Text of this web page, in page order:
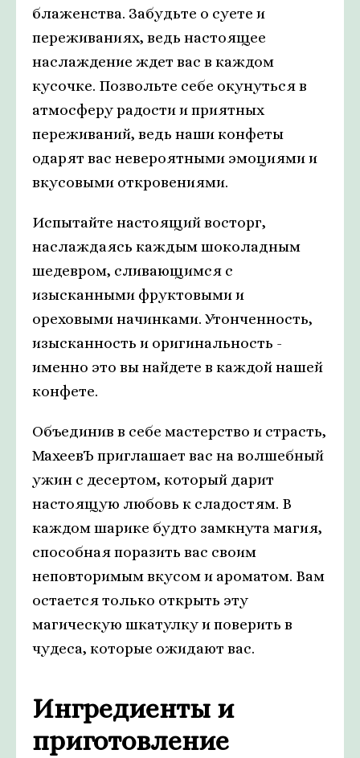
блаженства. Забудьте о суете и
переживаниях, ведь настоящее
наслаждение ждет вас в каждом
кусочке. Позвольте себе окунуться в
атмосферу радости и приятных
переживаний, ведь наши конфеты
одарят вас невероятными эмоциями и
вкусовыми откровениями.
Испытайте настоящий восторг,
наслаждаясь каждым шоколадным
шедевром, сливающимся с
изысканными фруктовыми и
ореховыми начинками. Утонченность,
изысканность и оригинальность -
именно это вы найдете в каждой нашей
конфете.
Объединив в себе мастерство и страсть,
МахеевЪ приглашает вас на волшебный
ужин с десертом, который дарит
настоящую любовь к сладостям. В
каждом шарике будто замкнута магия,
способная поразить вас своим
неповторимым вкусом и ароматом. Вам
остается только открыть эту
магическую шкатулку и поверить в
чудеса, которые ожидают вас.
Ингредиенты и
приготовление